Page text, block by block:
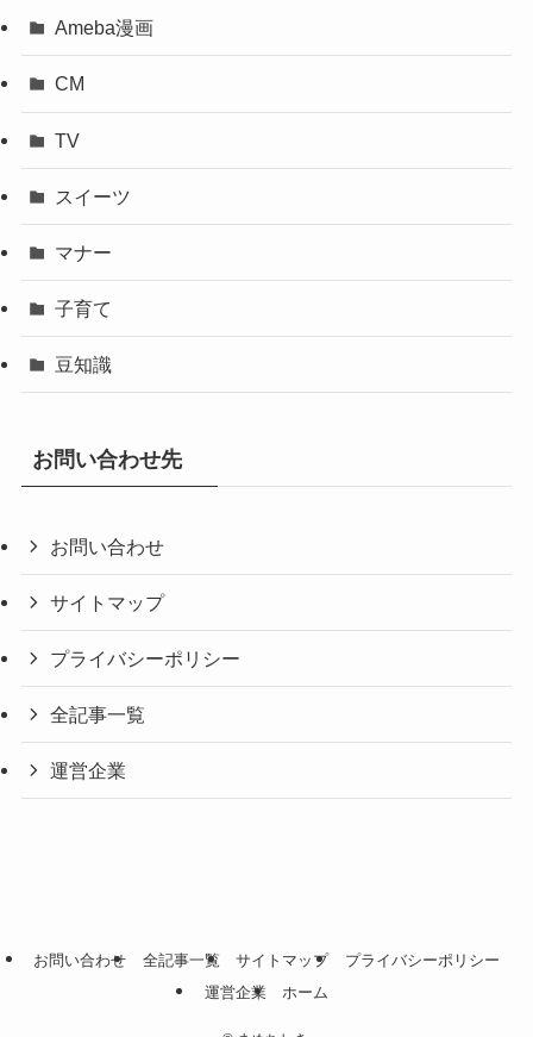
Ameba漫画
CM
TV
スイーツ
マナー
子育て
豆知識
お問い合わせ先
お問い合わせ
サイトマップ
プライバシーポリシー
全記事一覧
運営企業
お問い合わせ 全記事一覧 サイトマップ
プライバシーポリシー
運営企業
ホーム